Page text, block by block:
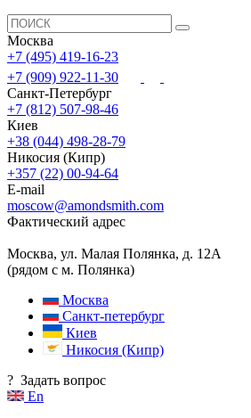
Москва
+7 (495) 419-16-23
+7 (909) 922-11-30
Санкт-Петербург
+7 (812) 507-98-46
Киев
+38 (044) 498-28-79
Никосия (Кипр)
+357 (22) 00-94-64
E-mail
moscow@amondsmith.com
Фактический адрес
Москва, ул. Малая Полянка, д. 12А
(рядом с м. Полянка)
Москва
Санкт-петербург
Киев
Никосия (Кипр)
? Задать вопрос
En